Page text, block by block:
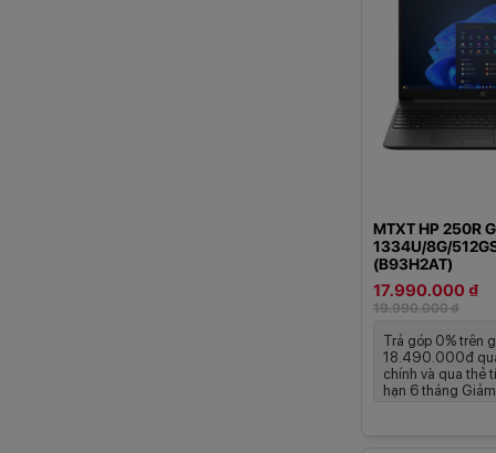
MTXT HP 250R
1334U/8G/
(B93H2AT)
17.990.000 ₫
19.990.000 ₫
Trả góp 0% trên
18.490.000đ
chính và qua thẻ
hạn 6 tháng